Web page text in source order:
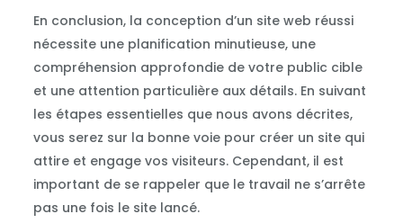
En conclusion, la conception d’un site web réussi
nécessite une planification minutieuse, une
compréhension approfondie de votre public cible
et une attention particulière aux détails. En suivant
les étapes essentielles que nous avons décrites,
vous serez sur la bonne voie pour créer un site qui
attire et engage vos visiteurs. Cependant, il est
important de se rappeler que le travail ne s’arrête
pas une fois le site lancé.